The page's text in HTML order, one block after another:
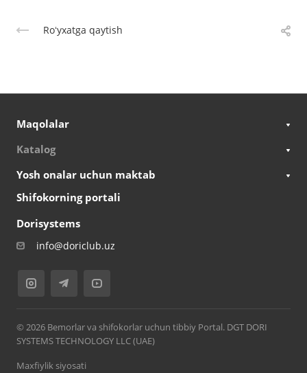
Roʻyxatga qaytish
Maqolalar
Katalog
Yosh onalar uchun maktab
Shifokorning portali
Dorisystems
info@doriclub.uz
© 2026 Bemorlar va shifokorlar uchun tibbiy Portal. DGT DORI
SYSTEMS TECHNOLOGY LLC (UAE)
Maxfiylik siyosati